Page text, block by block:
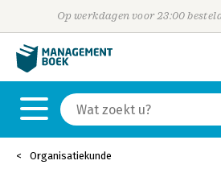
Op werkdagen voor 23:00
Organisatiekunde